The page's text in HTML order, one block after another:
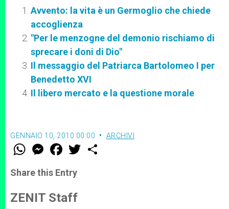
Avvento: la vita è un Germoglio che chiede
accoglienza
"Per le menzogne del demonio rischiamo di
sprecare i doni di Dio"
Il messaggio del Patriarca Bartolomeo I per
Benedetto XVI
Il libero mercato e la questione morale
GENNAIO 10, 2010 00:00 ARCHIVI
W
t
s
p
p
M
e
s
e
g
e
F
a
e
b
o
k
w
Share this Entry
ZENIT Staff